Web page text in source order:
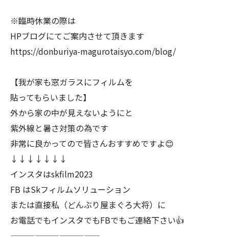
※臨時休業の際は
HPブログにてご案内させて頂きます
https://donburiya-magurotaisyo.com/blog/
【我が家も窓ガラスにフィルムを
貼ってもらいました】
外から家の中が見えないようにと
紫外線と暑さ対策の為です
非常に良かってので皆さんおすすめですよ😊
↓↓↓↓↓↓↓
インスタはskfilm2023
FB はSkフィルムソリューション
または直接私（どんぶり屋まぐろ大将）に
お電話でもインスタでもFBでもご連絡下さい👍
———————————